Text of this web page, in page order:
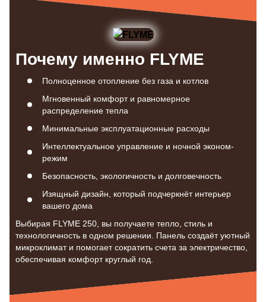
Почему именно FLYME
Полноценное отопление без газа и котлов
Мгновенный комфорт и равномерное
распределение тепла
Минимальные эксплуатационные расходы
Интеллектуальное управление и ночной эконом-
режим
Безопасность, экологичность и долговечность
Изящный дизайн, который подчеркнёт интерьер
вашего дома
Выбирая FLYME 250, вы получаете тепло, стиль и
технологичность в одном решении. Панель создаёт уютный
микроклимат и помогает сократить счета за электричество,
обеспечивая комфорт круглый год.